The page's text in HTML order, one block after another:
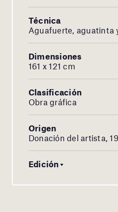
Técnica
Aguafuerte, aguatinta
Dimensiones
161 x 121 cm
Clasificación
Obra gráfica
Origen
Donación del artista,
Edición